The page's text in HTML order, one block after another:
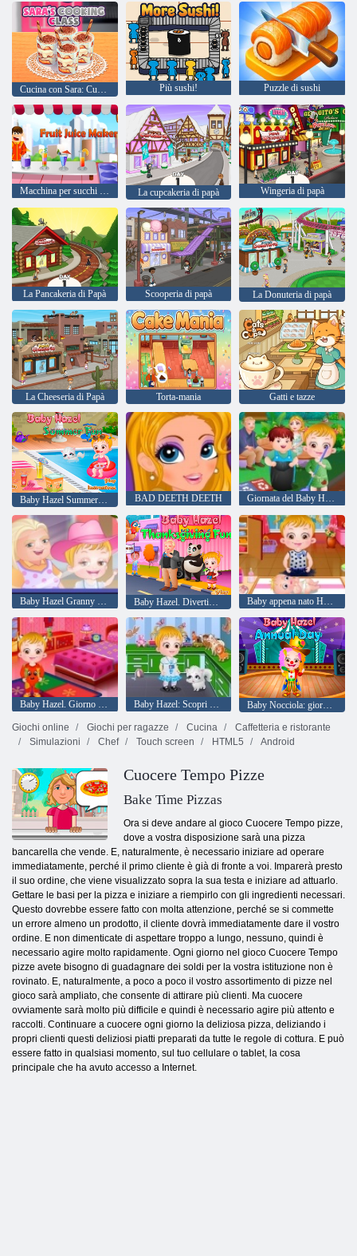
Più sushi! Puzzle di sushi
Macchina per succhi di frutta La cupcakeria di papà Wingeria di papà
La Pancakeria di Papà Scooperia di papà La Donuteria di papà
La Cheeseria di Papà Torta-mania Gatti e tazze
BAD DEETH DEETH Giornata del Baby Hazel Terra
Baby Hazel Granny Casa Baby Hazel. Divertimento Ringraziamento Baby appena nato Hazel vaccinazione
Baby Hazel. Giorno dello Sport Baby Hazel: Scopri gli animali
Baby Nocciola: giornata annuale della scuola
Giochi online
Giochi per ragazze Cucina
Caffetteria e ristorante
Simulazioni
Chef Touch screen HTML5 Android
Cuocere Tempo Pizze
Bake Time Pizzas
Ora si deve andare al gioco Cuocere Tempo pizze,
dove a vostra disposizione sarà una pizza
bancarella che vende. E, naturalmente, è necessario iniziare ad operare
immediatamente, perché il primo cliente è già di fronte a voi. Imparerà presto
il suo ordine, che viene visualizzato sopra la sua testa e iniziare ad attuarlo.
Gettare le basi per la pizza e iniziare a riempirlo con gli ingredienti necessari.
Questo dovrebbe essere fatto con molta attenzione, perché se si commette
un errore almeno un prodotto, il cliente dovrà immediatamente dare il vostro
ordine. E non dimenticate di aspettare troppo a lungo, nessuno, quindi è
necessario agire molto rapidamente. Ogni giorno nel gioco Cuocere Tempo
pizze avete bisogno di guadagnare dei soldi per la vostra istituzione non è
rovinato. E, naturalmente, a poco a poco il vostro assortimento di pizze nel
gioco sarà ampliato, che consente di attirare più clienti. Ma cuocere
ovviamente sarà molto più difficile e quindi è necessario agire più attento e
raccolti. Continuare a cuocere ogni giorno la deliziosa pizza, deliziando i
propri clienti questi deliziosi piatti preparati da tutte le regole di cottura. E può
essere fatto in qualsiasi momento, sul tuo cellulare o tablet, la cosa
principale che ha avuto accesso a Internet.